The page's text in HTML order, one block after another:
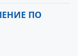
ПО